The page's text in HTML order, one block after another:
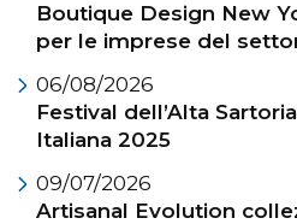
Boutique Design New
per le imprese del
06/08/2026
Festival dell’Alta
Italiana 2025
09/07/2026
Artisanal Evolution